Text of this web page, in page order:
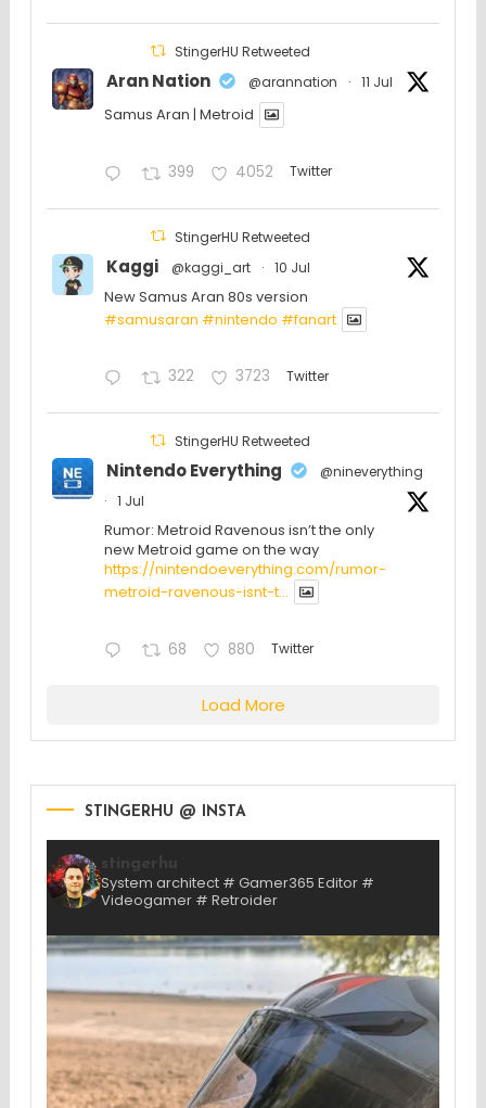
StingerHU Retweeted
Aran Nation @arannation · 11 Jul
Samus Aran | Metroid
399 4052 Twitter
StingerHU Retweeted
Kaggi @kaggi_art · 10 Jul
New Samus Aran 80s version
#samusaran #nintendo #fanartㅤㅤㅤㅤ
322 3723 Twitter
StingerHU Retweeted
Nintendo Everything
@nineverything
·
1 Jul
Rumor: Metroid Ravenous isn’t the only
new Metroid game on the way
https://nintendoeverything.com/rumor-
metroid-ravenous-isnt-t...
68 880 Twitter
Load More
STINGERHU @ INSTA
System architect # Gamer365 Editor #
Videogamer # Retroider